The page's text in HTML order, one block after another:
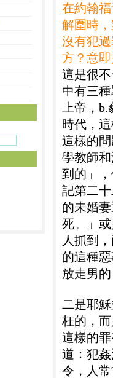
在約翰
解圍時
沒有犯
方？意
這是很
中有三
上帝，
時代，
這樣的
學教師
到的」
記第二
的未婚
死。」
人抓到
的這種
放走男
二是耶
枉的，
這樣的
道：犯
令，人